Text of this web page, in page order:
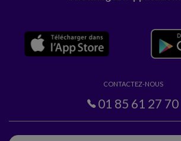
CONTACTEZ-NOUS
01 85 61 27 70